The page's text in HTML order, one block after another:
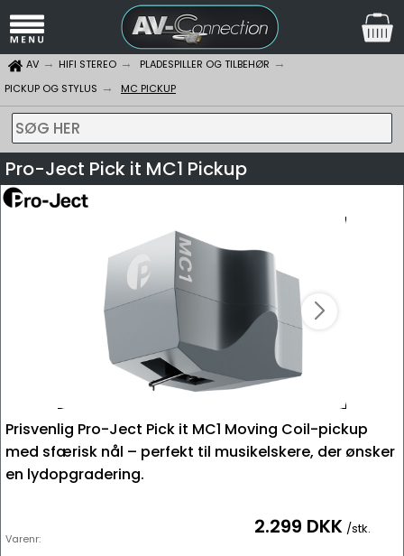
AV HIFI STEREO
PLADESPILLER OG TILBEHØR
PICKUP OG STYLUS
MC PICKUP
SØG HER
Pro-Ject Pick it MC1 Pickup
Prisvenlig Pro-Ject Pick it MC1 Moving Coil-pickup
med sfærisk nål – perfekt til musikelskere, der ønsker
en lydopgradering.
Varenr: 2.299 DKK /stk.